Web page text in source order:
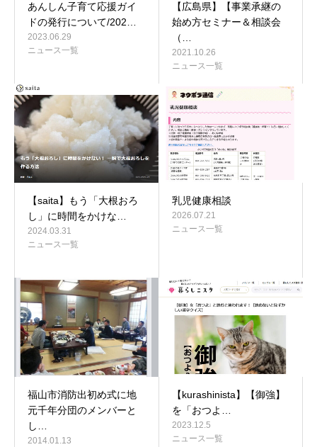
あんしん子育て応援ガイ
ドの発行について/202…
2023.06.29
ニュース一覧
【広島県】【事業承継の
始め方セミナー＆相談会
（…
2021.10.26
ニュース一覧
【saita】もう「大根おろ
し」に時間をかけな…
2024.03.31
ニュース一覧
乳児健康相談
2026.07.21
ニュース一覧
福山市消防出初め式に地
元千年分団のメンバーと
し…
2014.01.13
【kurashinista】【御強】
を「おつよ…
2023.12.5
ニュース一覧